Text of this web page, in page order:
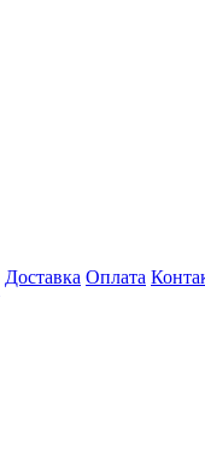
Доставка Оплата